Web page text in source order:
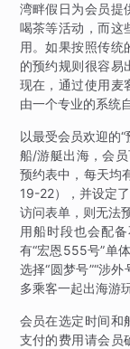
湾畔假日为会员提
喝茶等活动，而这
用。如果按照传统
的预约规则很容易
现在，通过使用麦
由一个专业的系统
以最受会员欢迎的
船/游艇出海，会
预约表中，每天均
19-22），并设定
访问表单，则无法
用船时段也会配
有“宏恩555号”单
选择“圆梦号”“涉
多乘客一起出海游玩
会员在选定时间和
支付的费用请会员